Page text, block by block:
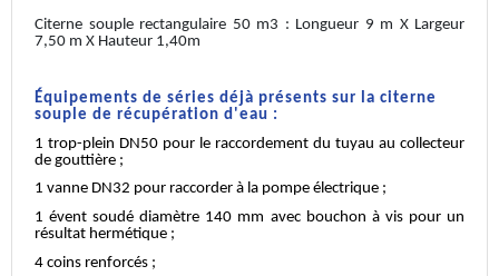
Citerne souple rectangulaire 50 m3 : Longueur 9 m X Largeur
7,50 m X Hauteur 1,40m
Équipements de séries déjà présents sur la citerne
souple de récupération d'eau :
1 trop-plein DN50 pour le raccordement du tuyau au collecteur
de gouttière ;
1 vanne DN32 pour raccorder à la pompe électrique ;
1 évent soudé diamètre 140 mm avec bouchon à vis pour un
résultat hermétique ;
4 coins renforcés ;